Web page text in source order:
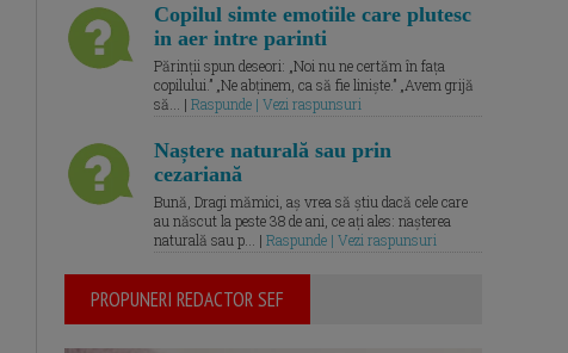
Copilul simte emotiile care plutesc
in aer intre parinti
Părinții spun deseori: „Noi nu ne certăm în fața
copilului.” „Ne abținem, ca să fie liniște.” „Avem grijă
să... | Raspunde | Vezi raspunsuri
Naștere naturală sau prin
cezariană
Bună, Dragi mămici, aș vrea să știu dacă cele care
au născut la peste 38 de ani, ce ați ales: nașterea
naturală sau p... | Raspunde | Vezi raspunsuri
PROPUNERI REDACTOR SEF